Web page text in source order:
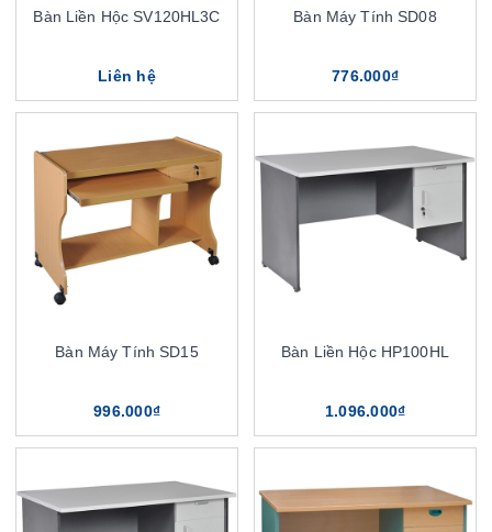
Bàn Liền Hộc SV120HL3C
Liên hệ
Bàn Máy Tính SD08
776.000₫
Bàn Máy Tính SD15
996.000₫
Bàn Liền Hộc HP100HL
1.096.000₫